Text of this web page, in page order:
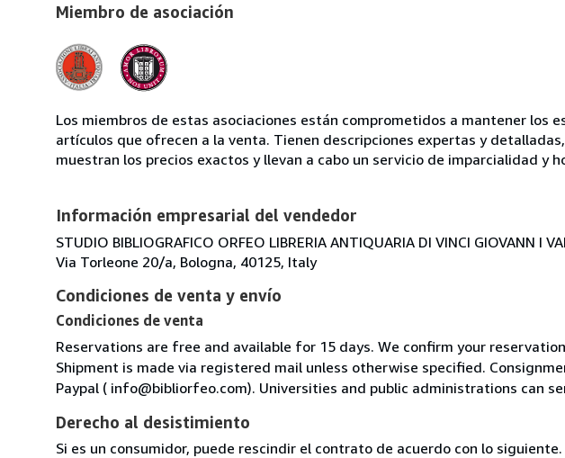
Miembro de asociación
Los miembros de estas asociaciones están comprometidos a mantener los
artículos que ofrecen a la venta. Tienen descripciones expertas y
muestran los precios exactos y llevan a cabo un servicio de imparcialidad y
Información empresarial del vendedor
STUDIO BIBLIOGRAFICO ORFEO LIBRERIA ANTIQUARIA DI VINCI GIOVANN I
Via Torleone 20/a, Bologna, 40125, Italy
Condiciones de venta y envío
Condiciones de venta
Reservations are free and available for 15 days. We confirm your
Shipment is made via registered mail unless otherwise specified.
Paypal ( info@bibliorfeo.com). Universities and public administrations can
Derecho al desistimiento
Si es un consumidor, puede rescindir el contrato de acuerdo con lo